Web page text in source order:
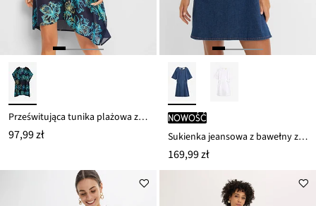
Prześwitująca tunika plażowa z dekoltem w serek
97,99 zł
nowość
Sukienka jeansowa z bawełny z domieszką stretchu
169,99 zł